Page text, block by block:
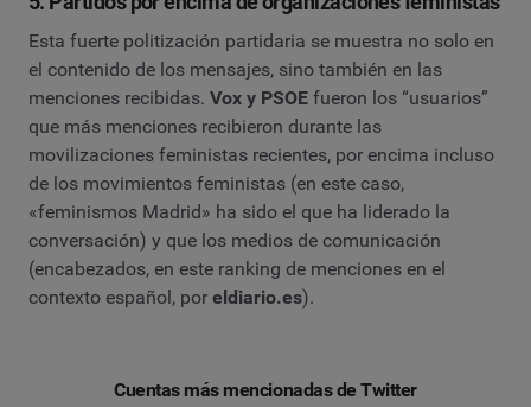
Esta fuerte politización partidaria se muestra no solo en
el contenido de los mensajes, sino también en las
menciones recibidas. Vox y PSOE fueron los “usuarios”
que más menciones recibieron durante las
movilizaciones feministas recientes, por encima incluso
de los movimientos feministas (en este caso,
«feminismos Madrid» ha sido el que ha liderado la
conversación) y que los medios de comunicación
(encabezados, en este ranking de menciones en el
contexto español, por eldiario.es).
Cuentas más mencionadas de Twitter